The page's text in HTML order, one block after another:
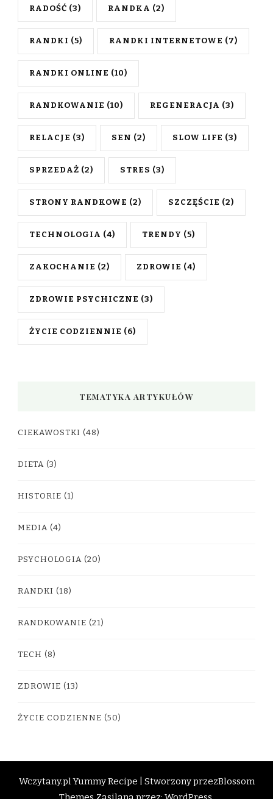
RADOŚĆ (3) RANDKA (2)
RANDKI (5) RANDKI INTERNETOWE (7)
RANDKI ONLINE (10)
RANDKOWANIE (10) REGENERACJA (3)
RELACJE (3) SEN (2) SLOW LIFE (3)
SPRZEDAŻ (2) STRES (3)
STRONY RANDKOWE (2) SZCZĘŚCIE (2)
TECHNOLOGIA (4) TRENDY (5)
ZAKOCHANIE (2) ZDROWIE (4)
ZDROWIE PSYCHICZNE (3)
ŻYCIE CODZIENNIE (6)
TEMATYKA ARTYKUŁÓW
CIEKAWOSTKI (48)
DIETA (3)
HISTORIE (1)
MEDIA (4)
PSYCHOLOGIA (20)
RANDKI (18)
RANDKOWANIE (21)
TECH (8)
ZDROWIE (13)
ŻYCIE CODZIENNE (50)
Wczytany.plYummy Recipe | Stworzony przezBlossom